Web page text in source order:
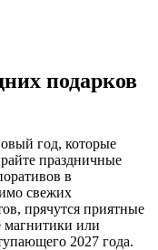
подарков
год, которые
праздничные
в
свежих
прячутся приятные
магнитики или
2027 года.